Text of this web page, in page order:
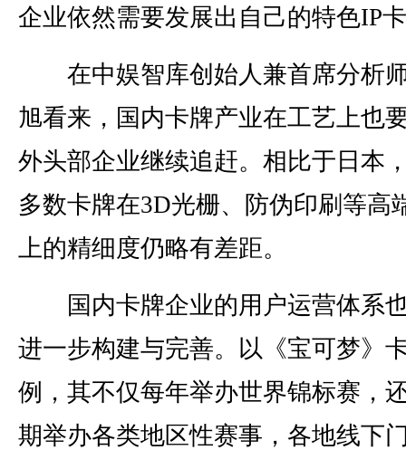
企业依然需要发展出自己的特色IP
在中娱智库创始人兼首席分析
旭看来，国内卡牌产业在工艺上也
外头部企业继续追赶。相比于日本
多数卡牌在3D光栅、防伪印刷等高
上的精细度仍略有差距。
国内卡牌企业的用户运营体系
进一步构建与完善。以《宝可梦》
例，其不仅每年举办世界锦标赛，
期举办各类地区性赛事，各地线下